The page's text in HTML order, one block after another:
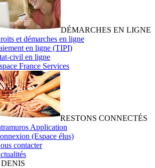
DÉMARCHES EN LIGNE
et démarches en ligne
en ligne (TIPI)
civil en ligne
France Services
RESTONS CONNECTÉS
Application
(Espace élus)
contacter